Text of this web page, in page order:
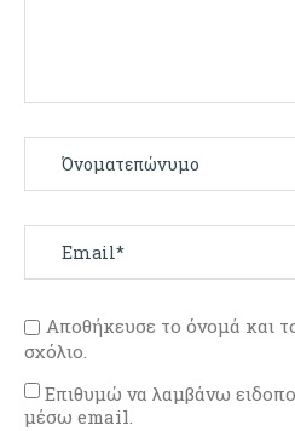
Αποθήκευσε το όνομά και
σχόλιο.
Επιθυμώ να λαμβάνω
μέσω email.